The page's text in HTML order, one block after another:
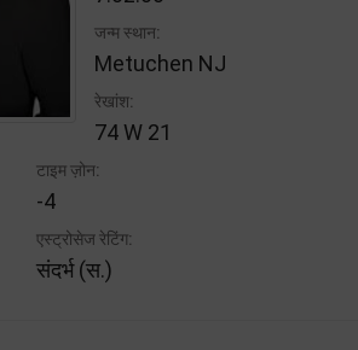
जन्म स्थान:
Metuchen NJ
रेखांश:
74 W 21
टाइम ज़ोन:
-4
एस्ट्रोसेज रेटिंग:
संदर्भ (स.)